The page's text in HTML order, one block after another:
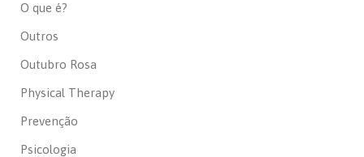
O que é?
Outros
Outubro Rosa
Physical Therapy
Prevenção
Psicologia